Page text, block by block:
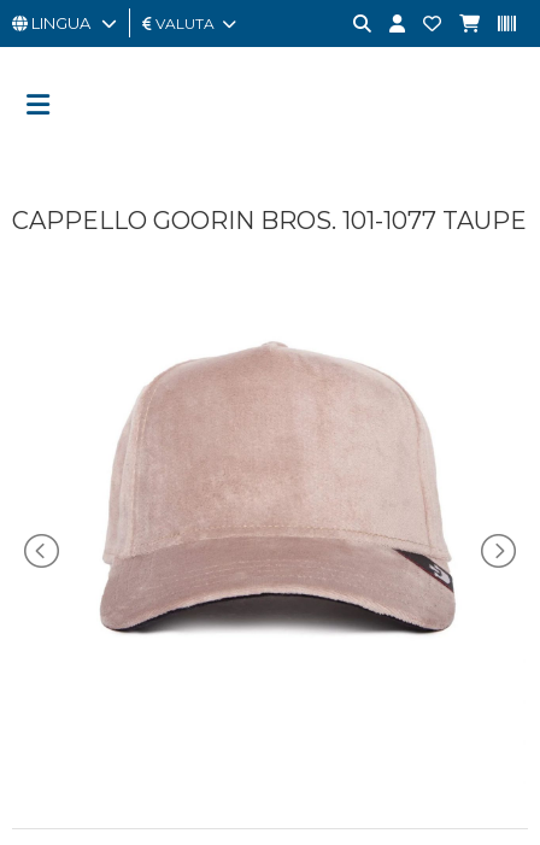
UOMO
CARD
LINGUA VALUTA
CAPPELLO GOORIN BROS. 101-1077 TAUPE